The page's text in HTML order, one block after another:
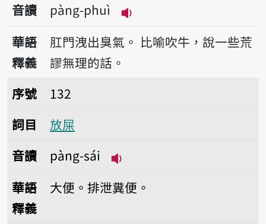
音讀
pàng-phuì
播放音讀pàng-phuì
華語
釋義
肛門洩出臭氣。 比喻吹牛，說一些荒
謬無理的話。
序號132放屎
序號
132
詞目
放屎
音讀
pàng-sái
華語
釋義
大便。排泄糞便。